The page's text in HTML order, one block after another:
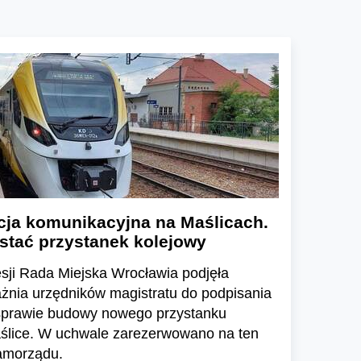
komunikacyjna na Maślicach.
przystanek kolejowy
Rada Miejska Wrocławia podjęła
urzędników magistratu do podpisania
budowy nowego przystanku
W uchwale zarezerwowano na ten